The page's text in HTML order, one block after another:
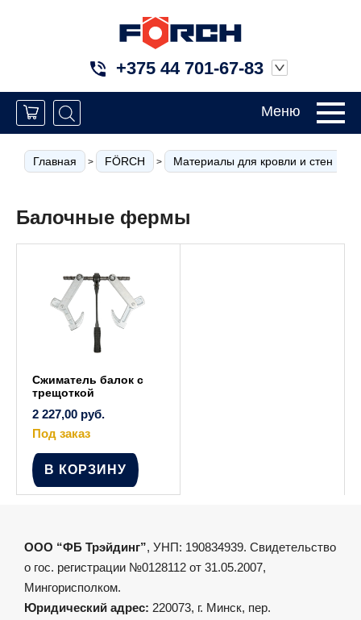
+375 44 701-67-83
Меню
Главная > FÖRCH > Материалы для кровли и стен
Балочные фермы
Сжиматель балок с
трещоткой
2 227,00 руб.
Под заказ
В КОРЗИНУ
ООО “ФБ Трэйдинг”, УНП: 190834939. Свидетельство
о гос. регистрации №0128112 от 31.05.2007,
Мингорисполком.
Юридический адрес: 220073, г. Минск, пер.